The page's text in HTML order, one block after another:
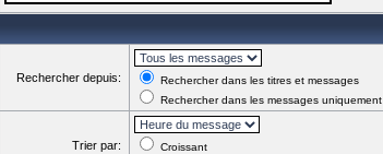
Rechercher depuis:
Rechercher dans les titres et messages
Rechercher dans les messages uniquement
Trier par:
Croissant